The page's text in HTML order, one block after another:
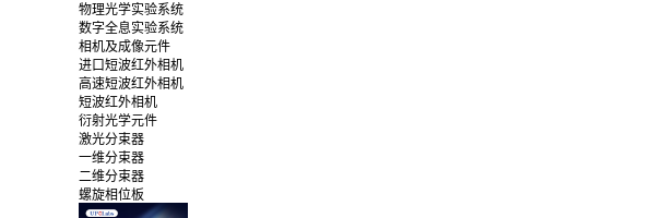
物理光学实验系统
数字全息实验系统
相机及成像元件
进口短波红外相机
高速短波红外相机
短波红外相机
衍射光学元件
激光分束器
一维分束器
二维分束器
螺旋相位板